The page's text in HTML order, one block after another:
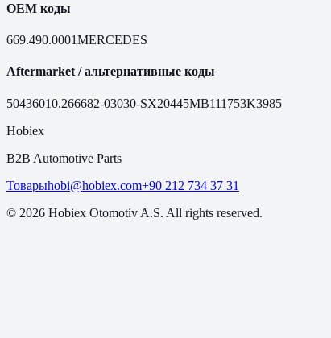
OEM коды
669.490.0001MERCEDES
Aftermarket / альтернативные коды
50436010.266682-03030-SX20445MB111753K3985
Hobiex
B2B Automotive Parts
Товарыhobi@hobiex.com+90 212 734 37 31
© 2026 Hobiex Otomotiv A.S. All rights reserved.